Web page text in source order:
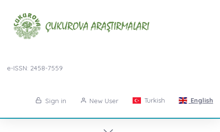
e-ISSN: 2458-7559
Sign in New User Turkish English